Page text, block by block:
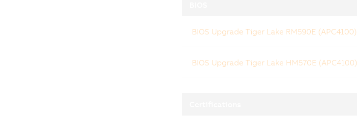
BIOS Upgrade Tiger Lake RM590E (APC4100)
BIOS Upgrade Tiger Lake HM570E (APC4100)